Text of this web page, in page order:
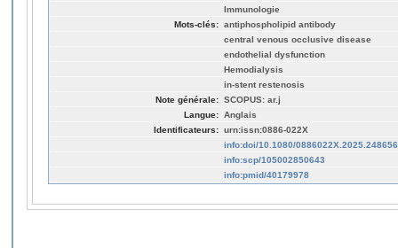
Immunologie
Mots-clés: antiphospholipid antibody
central venous occlusive disease
endothelial dysfunction
Hemodialysis
in-stent restenosis
Note générale: SCOPUS: ar.j
Langue: Anglais
Identificateurs: urn:issn:0886-022X
info:doi/10.1080/
info:scp/105002850643
info:pmid/40179978